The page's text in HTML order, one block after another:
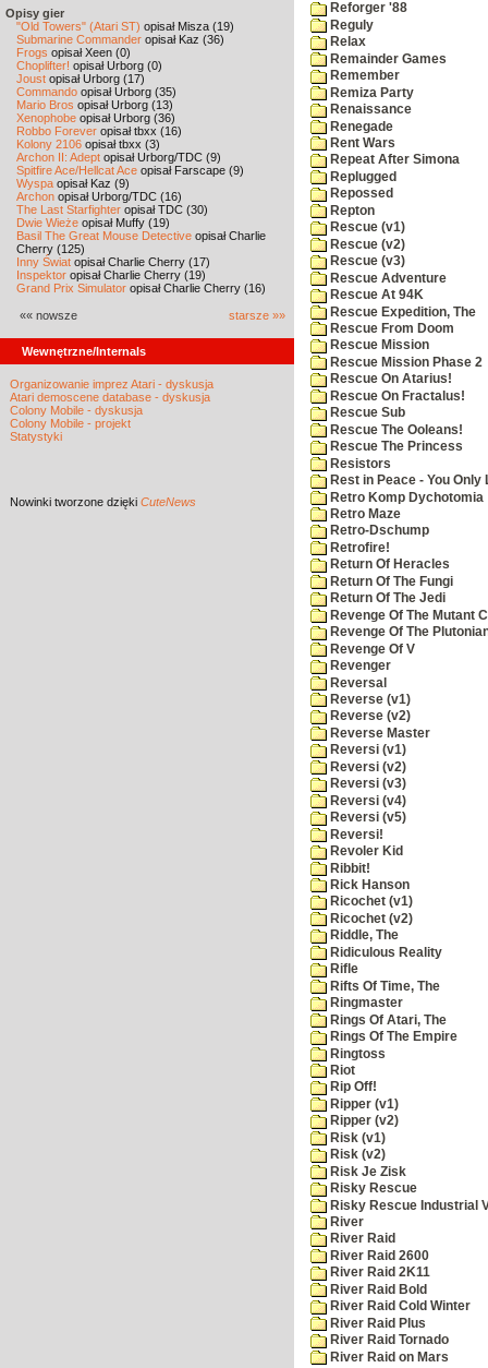
Opisy gier
"Old Towers" (Atari ST) opisał Misza (19)
Submarine Commander opisał Kaz (36)
Frogs opisał Xeen (0)
Choplifter! opisał Urborg (0)
Joust opisał Urborg (17)
Commando opisał Urborg (35)
Mario Bros opisał Urborg (13)
Xenophobe opisał Urborg (36)
Robbo Forever opisał tbxx (16)
Kolony 2106 opisał tbxx (3)
Archon II: Adept opisał Urborg/TDC (9)
Spitfire Ace/Hellcat Ace opisał Farscape (9)
Wyspa opisał Kaz (9)
Archon opisał Urborg/TDC (16)
The Last Starfighter opisał TDC (30)
Dwie Wieże opisał Muffy (19)
Basil The Great Mouse Detective opisał Charlie
Cherry (125)
Inny Świat opisał Charlie Cherry (17)
Inspektor opisał Charlie Cherry (19)
Grand Prix Simulator opisał Charlie Cherry (16)
«« nowsze starsze »»
Wewnętrzne/Internals
Organizowanie imprez Atari - dyskusja
Atari demoscene database - dyskusja
Colony Mobile - dyskusja
Colony Mobile - projekt
Statystyki
Nowinki tworzone dzięki CuteNews
Reforger '88
Reguly
Relax
Remainder Games
Remember
Remiza Party
Renaissance
Renegade
Rent Wars
Repeat After Simona
Replugged
Repossed
Repton
Rescue (v1)
Rescue (v2)
Rescue (v3)
Rescue Adventure
Rescue At 94K
Rescue Expedition, The
Rescue From Doom
Rescue Mission
Rescue Mission Phase 2
Rescue On Atarius!
Rescue On Fractalus!
Rescue Sub
Rescue The Ooleans!
Rescue The Princess
Resistors
Rest in Peace - You Only
Retro Komp Dychotomia
Retro Maze
Retro-Dschump
Retrofire!
Return Of Heracles
Return Of The Fungi
Return Of The Jedi
Revenge Of The Mutant
Revenge Of The
Revenge Of V
Revenger
Reversal
Reverse (v1)
Reverse (v2)
Reverse Master
Reversi (v1)
Reversi (v2)
Reversi (v3)
Reversi (v4)
Reversi (v5)
Reversi!
Revoler Kid
Ribbit!
Rick Hanson
Ricochet (v1)
Ricochet (v2)
Riddle, The
Ridiculous Reality
Rifle
Rifts Of Time, The
Ringmaster
Rings Of Atari, The
Rings Of The Empire
Ringtoss
Riot
Rip Off!
Ripper (v1)
Ripper (v2)
Risk (v1)
Risk (v2)
Risk Je Zisk
Risky Rescue
Risky Rescue Industrial
River
River Raid
River Raid 2600
River Raid 2K11
River Raid Bold
River Raid Cold Winter
River Raid Plus
River Raid Tornado
River Raid on Mars